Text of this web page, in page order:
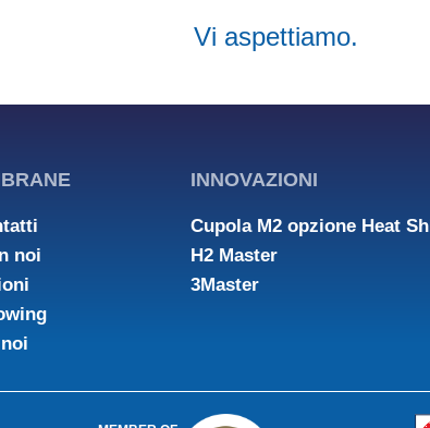
Vi aspettiamo.
noi
INNOVAZIONI
Cupola M2 opzione Heat
H2 Master
3Master